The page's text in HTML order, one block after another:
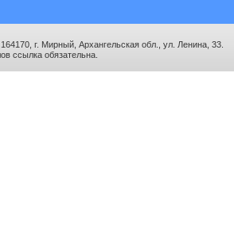
г. Мирный, Архангельская обл., ул. Ленина, 33.
ссылка обязательна.